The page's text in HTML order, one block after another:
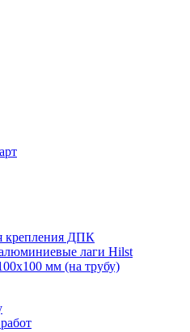
крепления ДПК
лаги Hilst
мм (на трубу)